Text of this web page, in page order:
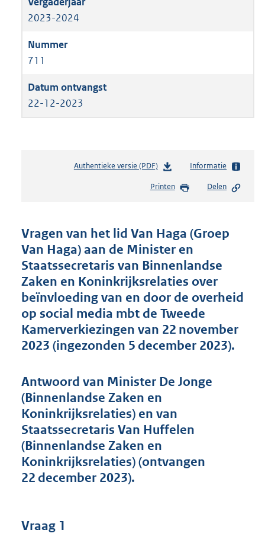
2023-2024
711
22-12-2023
Authentieke versie (PDF)b
s
n
d
s
g
r
o
t
:
7
b
Informatie
Printen Delen
Vragen van het lid Van Haga (Groep
Van Haga) aan de Minister en
Staatssecretaris van Binnenlandse
Zaken en Koninkrijksrelaties over
beïnvloeding van en door de overheid
op social media mbt de Tweede
Kamerverkiezingen van 22 november
2023 (ingezonden 5 december 2023).
Antwoord van Minister De Jonge
(Binnenlandse Zaken en
Koninkrijksrelaties) en van
Staatssecretaris Van Huffelen
(Binnenlandse Zaken en
Koninkrijksrelaties) (ontvangen
22 december 2023).
Vraag 1